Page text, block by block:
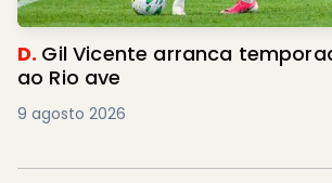
D. Gil Vicente arranca
ao Rio ave
9 agosto 2026